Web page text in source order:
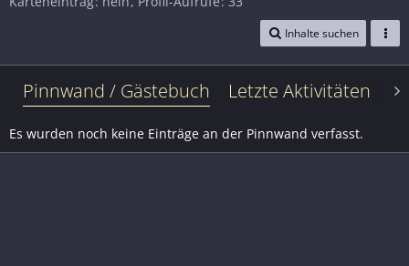
Inhalte suchen
Pinnwand / Gästebuch Letzte Aktivitäten
Es wurden noch keine Einträge an der Pinnwand verfasst.